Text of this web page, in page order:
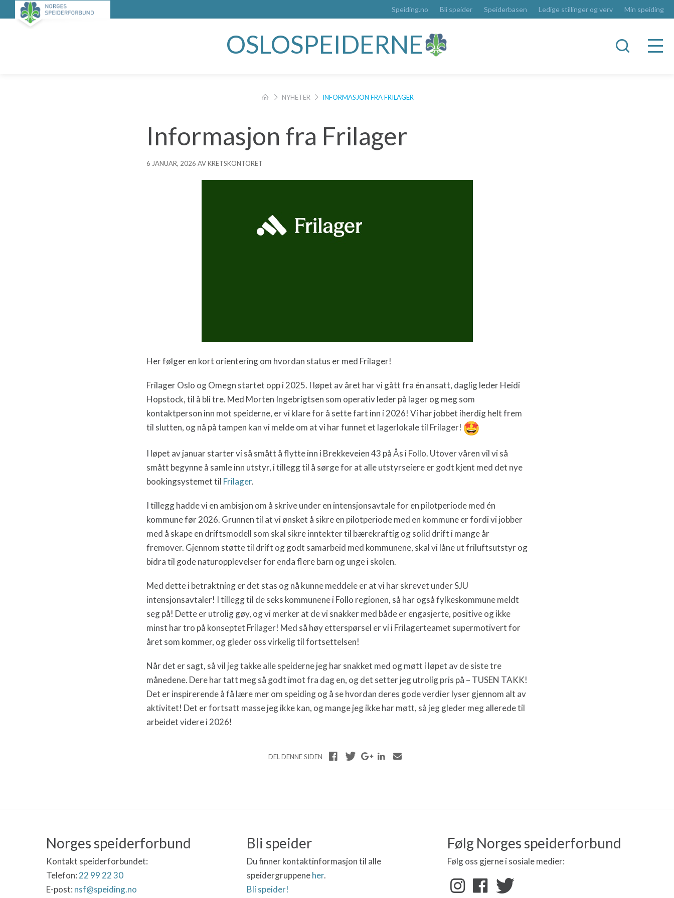
Speiding.no Bli speider Speiderbasen Ledige stillinger og verv Min speiding
OSLOSPEIDERNE
NYHETER INFORMASJON FRA FRILAGER
Informasjon fra Frilager
6 JANUAR, 2026 AV KRETSKONTORET
Her følger en kort orientering om hvordan status er med Frilager!
Frilager Oslo og Omegn startet opp i 2025. I løpet av året har vi gått fra én ansatt, daglig leder Heidi
Hopstock, til å bli tre. Med Morten Ingebrigtsen som operativ leder på lager og meg som
kontaktperson inn mot speiderne, er vi klare for å sette fart inn i 2026! Vi har jobbet iherdig helt frem
til slutten, og nå på tampen kan vi melde om at vi har funnet et lagerlokale til Frilager!
I løpet av januar starter vi så smått å flytte inn i Brekkeveien 43 på Ås i Follo. Utover våren vil vi så
smått begynne å samle inn utstyr, i tillegg til å sørge for at alle utstyrseiere er godt kjent med det nye
bookingsystemet til Frilager.
I tillegg hadde vi en ambisjon om å skrive under en intensjonsavtale for en pilotperiode med én
kommune før 2026. Grunnen til at vi ønsket å sikre en pilotperiode med en kommune er fordi vi jobber
med å skape en driftsmodell som skal sikre inntekter til bærekraftig og solid drift i mange år
fremover. Gjennom støtte til drift og godt samarbeid med kommunene, skal vi låne ut friluftsutstyr og
bidra til gode naturopplevelser for enda flere barn og unge i skolen.
Med dette i betraktning er det stas og nå kunne meddele er at vi har skrevet under SJU
intensjonsavtaler! I tillegg til de seks kommunene i Follo regionen, så har også fylkeskommune meldt
seg på! Dette er utrolig gøy, og vi merker at de vi snakker med både er engasjerte, positive og ikke
minst har tro på konseptet Frilager! Med så høy etterspørsel er vi i Frilagerteamet supermotivert for
året som kommer, og gleder oss virkelig til fortsettelsen!
Når det er sagt, så vil jeg takke alle speiderne jeg har snakket med og møtt i løpet av de siste tre
månedene. Dere har tatt meg så godt imot fra dag en, og det setter jeg utrolig pris på – TUSEN TAKK!
Det er inspirerende å få lære mer om speiding og å se hvordan deres gode verdier lyser gjennom alt av
aktivitet! Det er fortsatt masse jeg ikke kan, og mange jeg ikke har møtt, så jeg gleder meg allerede til
arbeidet videre i 2026!
DEL DENNE SIDEN
Norges speiderforbund
Kontakt speiderforbundet:
Telefon: 22 99 22 30
E-post: nsf@speiding.no
Bli speider
Du finner kontaktinformasjon til alle
speidergruppeneher.
Bli speider!
Følg Norges speiderforbund
Følg oss gjerne i sosiale medier: